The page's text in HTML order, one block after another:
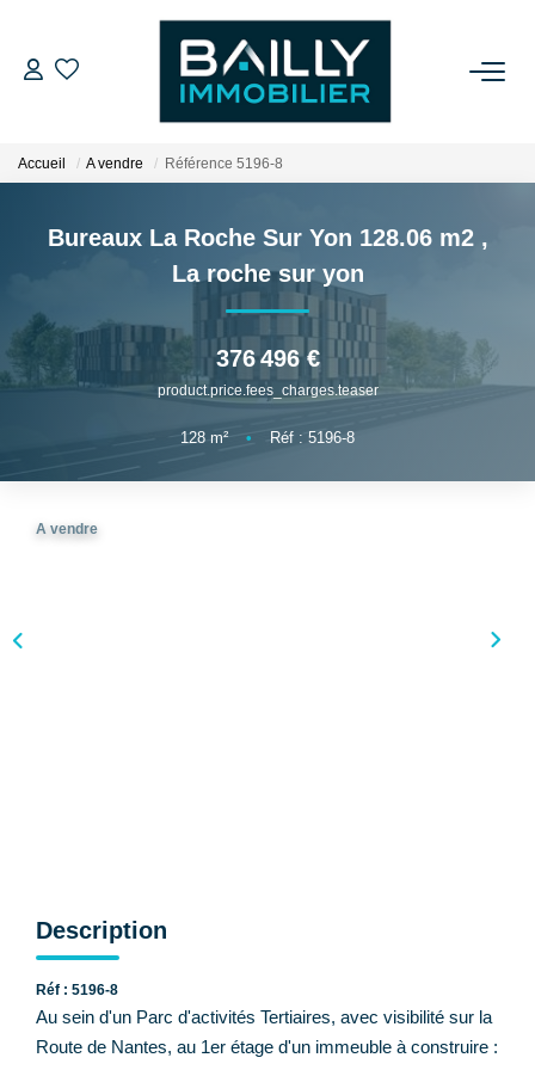
ACHETER
VENDRE
NOS AGENCES
Qui Sommes Nous
Notre Équipe
Accueil A vendre Référence 5196-8
Bureaux La Roche Sur Yon 128.06 m2 ,
La roche sur yon
376 496 €
product.price.fees_charges.teaser
128 m² • Réf : 5196-8
A vendre
Description
Réf : 5196-8
Au sein d'un Parc d'activités Tertiaires, avec visibilité sur la
Route de Nantes, au 1er étage d'un immeuble à construire :